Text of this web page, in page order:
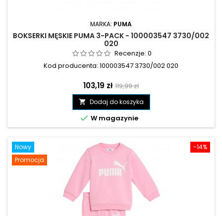
MARKA: PUMA
BOKSERKI MĘSKIE PUMA 3-PACK - 100003547 3730/002
020
Recenzje: 0
Kod producenta: 100003547 3730/002 020
Cena
103,19 zł Cena
podstawowa
119,99 zł
 Dodaj do koszyka
 W magazynie
-14%
Nowy
Promocja